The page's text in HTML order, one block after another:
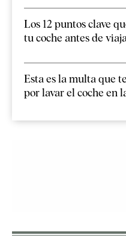
Los 12 puntos clave
tu coche antes de
Esta es la multa que
por lavar el coche en